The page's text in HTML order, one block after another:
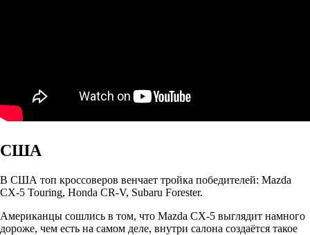
США
В США топ кроссоверов венчает тройка победителей: Mazda
CX-5 Touring, Honda CR-V, Subaru Forester.
Американцы сошлись в том, что Mazda CX-5 выглядит намного
дороже, чем есть на самом деле, внутри салона создаётся такое